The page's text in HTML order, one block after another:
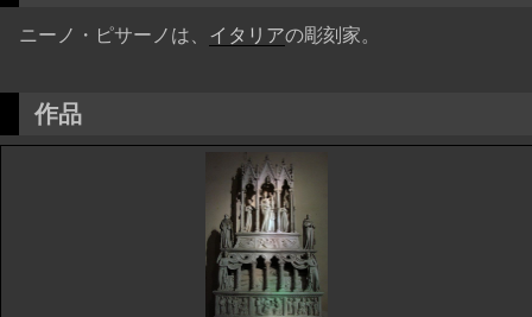
ニーノ・ピサーノは、 イタリアの彫刻家。
作品